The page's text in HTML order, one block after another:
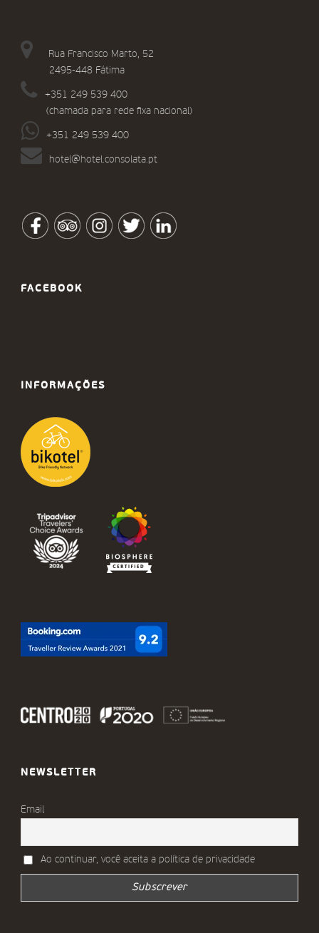
Rua Francisco Marto, 52
2495-448 Fátima
+351 249 539 400
(chamada para rede fixa nacional)
+351 249 539 400
hotel@hotel.consolata.pt
FACEBOOK
INFORMAÇÕES
NEWSLETTER
Email
Ao continuar, você aceita a política de privacidade